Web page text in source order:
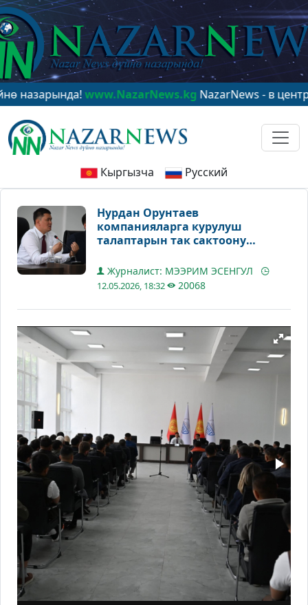
www.NazarNews.kgNazarNews - в центре
Кыргызча Русский
Нурдан Орунтаев
компанияларга курулуш
талаптарын так сактоону
Журналист: МЭЭРИМ ЭСЕНГУЛ
12.05.2026, 18:32 20068